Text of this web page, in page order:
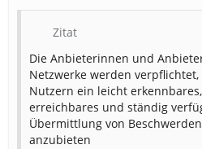
Zitat
Die Anbieterinnen und
Netzwerke werden
Nutzern ein leicht
erreichbares und ständig
Übermittlung von
anzubieten